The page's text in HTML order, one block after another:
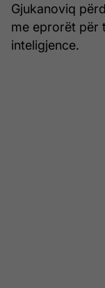
Gjukanoviq
me eprorët për
inteligjence.